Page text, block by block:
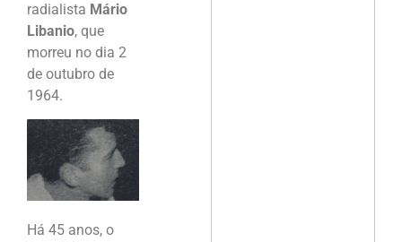
radialista Mário
Libanio, que
morreu no dia 2
de outubro de
1964.
Há 45 anos, o